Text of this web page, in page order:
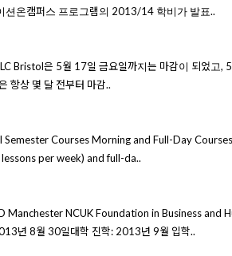
온캠퍼스 프로그램의 2013/14 학비가 발표..
Bristol은 5월 17일 금요일까지는 마감이 되었고,
항상 몇 달 전부터 마감..
Courses Morning and Full-Day
per week) and full-da..
NCUK Foundation in Business and
년 8월 30일대학 진학: 2013년 9월 입학..